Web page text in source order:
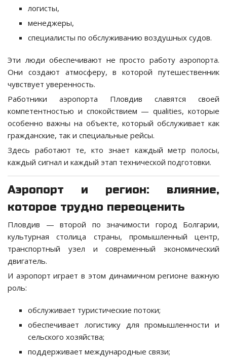
логисты,
менеджеры,
специалисты по обслуживанию воздушных судов.
Эти люди обеспечивают не просто работу аэропорта.
Они создают атмосферу, в которой путешественник
чувствует уверенность.
Работники аэропорта Пловдив славятся своей
компетентностью и спокойствием — qualities, которые
особенно важны на объекте, который обслуживает как
гражданские, так и специальные рейсы.
Здесь работают те, кто знает каждый метр полосы,
каждый сигнал и каждый этап технической подготовки.
Аэропорт и регион: влияние,
которое трудно переоценить
Пловдив — второй по значимости город Болгарии,
культурная столица страны, промышленный центр,
транспортный узел и современный экономический
двигатель.
И аэропорт играет в этом динамичном регионе важную
роль:
обслуживает туристические потоки;
обеспечивает логистику для промышленности и
сельского хозяйства;
поддерживает международные связи;